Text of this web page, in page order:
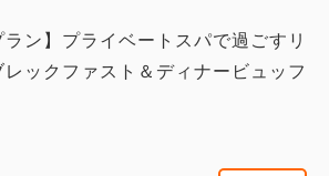
ラン】プライベートスパで過ごすリ
ックファスト＆ディナービュッフ